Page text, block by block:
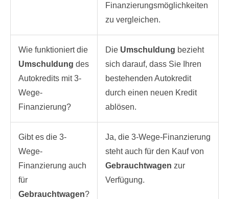
Finanzierungsmöglichkeiten
zu vergleichen.
Wie funktioniert die
Umschuldung des
Autokredits mit 3-
Wege-
Finanzierung?
Die Umschuldung bezieht
sich darauf, dass Sie Ihren
bestehenden Autokredit
durch einen neuen Kredit
ablösen.
Gibt es die 3-
Wege-
Finanzierung auch
für
Gebrauchtwagen?
Ja, die 3-Wege-Finanzierung
steht auch für den Kauf von
Gebrauchtwagen zur
Verfügung.